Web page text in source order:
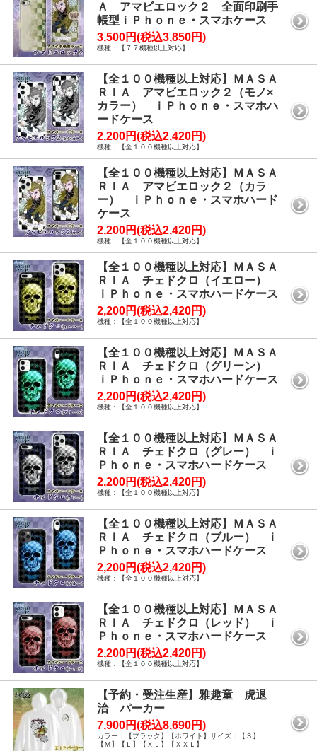
Ａ アマビエロック２ 全面印刷手
帳型ｉＰｈｏｎｅ・スマホケース
3,500円(税込3,850円)
機種：【７７機種以上対応】
【全１００機種以上対応】ＭＡＳＡ
ＲＩＡ アマビエロック２（モノ×
カラー） ｉＰｈｏｎｅ・スマホハ
ードケース
2,200円(税込2,420円)
機種：【全１００機種以上対応】
【全１００機種以上対応】ＭＡＳＡ
ＲＩＡ アマビエロック２（カラ
ー） ｉＰｈｏｎｅ・スマホハード
ケース
2,200円(税込2,420円)
機種：【全１００機種以上対応】
【全１００機種以上対応】ＭＡＳＡ
ＲＩＡ チェドクロ（イエロー）
ｉＰｈｏｎｅ・スマホハードケース
2,200円(税込2,420円)
機種：【全１００機種以上対応】
【全１００機種以上対応】ＭＡＳＡ
ＲＩＡ チェドクロ（グリーン）
ｉＰｈｏｎｅ・スマホハードケース
2,200円(税込2,420円)
機種：【全１００機種以上対応】
【全１００機種以上対応】ＭＡＳＡ
ＲＩＡ チェドクロ（グレー） ｉ
Ｐｈｏｎｅ・スマホハードケース
2,200円(税込2,420円)
機種：【全１００機種以上対応】
【全１００機種以上対応】ＭＡＳＡ
ＲＩＡ チェドクロ（ブルー） ｉ
Ｐｈｏｎｅ・スマホハードケース
2,200円(税込2,420円)
機種：【全１００機種以上対応】
【全１００機種以上対応】ＭＡＳＡ
ＲＩＡ チェドクロ（レッド） ｉ
Ｐｈｏｎｅ・スマホハードケース
2,200円(税込2,420円)
機種：【全１００機種以上対応】
【予約・受注生産】雅趣童 虎退
治 パーカー
7,900円(税込8,690円)
カラー：【ブラック】【ホワイト】サイズ：【Ｓ】
【Ｍ】【Ｌ】【ＸＬ】【ＸＸＬ】